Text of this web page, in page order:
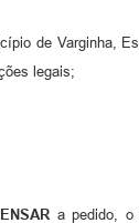
de Varginha,
legais;
a pedido, o